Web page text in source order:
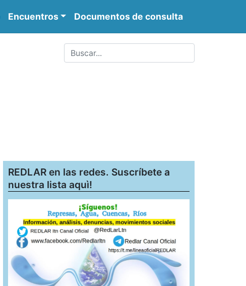
Encuentros Documentos de consulta
REDLAR en las redes. Suscríbete a
nuestra lista aquì!